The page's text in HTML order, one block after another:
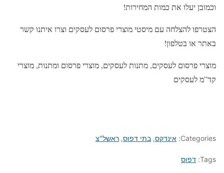
וכמובן יעלו את כמות המחירות!
הצטרפו להצלחה עם מיסטי מוצרי פרסום לעסקים וצרו איתנו קשר
באתר או בטלפון!
מוצרי פרסום לעסקים, מתנות לעסקים, מוצרי פרסום ומתנות, מוצרי
קד”מ לעסקים
Categories: אינדקס, בתי דפוס, ראשל"צ
Tags: דפוס